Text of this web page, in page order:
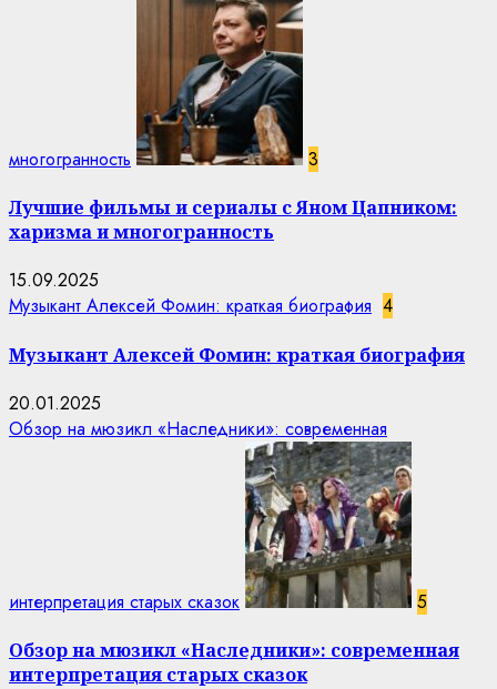
многогранность 3
Лучшие фильмы и сериалы с Яном Цапником:
харизма и многогранность
15.09.2025
Музыкант Алексей Фомин: краткая биография 4
Музыкант Алексей Фомин: краткая биография
20.01.2025
Обзор на мюзикл «Наследники»: современная
интерпретация старых сказок 5
Обзор на мюзикл «Наследники»: современная
интерпретация старых сказок